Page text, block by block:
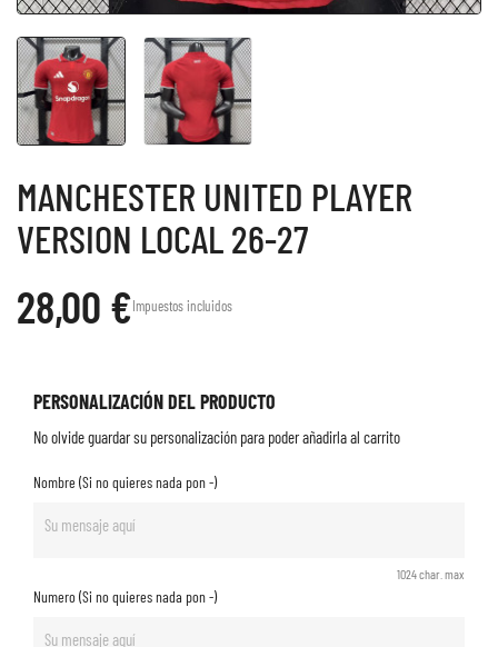
MANCHESTER UNITED PLAYER
VERSION LOCAL 26-27
28,00 €Impuestos incluidos
PERSONALIZACIÓN DEL PRODUCTO
No olvide guardar su personalización para poder añadirla al carrito
Nombre (Si no quieres nada pon -)
1024 char. max
Numero (Si no quieres nada pon -)